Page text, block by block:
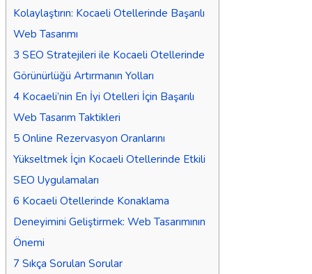
Kolaylaştırın: Kocaeli Otellerinde Başarılı
Web Tasarımı
3 SEO Stratejileri ile Kocaeli Otellerinde
Görünürlüğü Artırmanın Yolları
4 Kocaeli’nin En İyi Otelleri İçin Başarılı
Web Tasarım Taktikleri
5 Online Rezervasyon Oranlarını
Yükseltmek İçin Kocaeli Otellerinde Etkili
SEO Uygulamaları
6 Kocaeli Otellerinde Konaklama
Deneyimini Geliştirmek: Web Tasarımının
Önemi
7 Sıkça Sorulan Sorular